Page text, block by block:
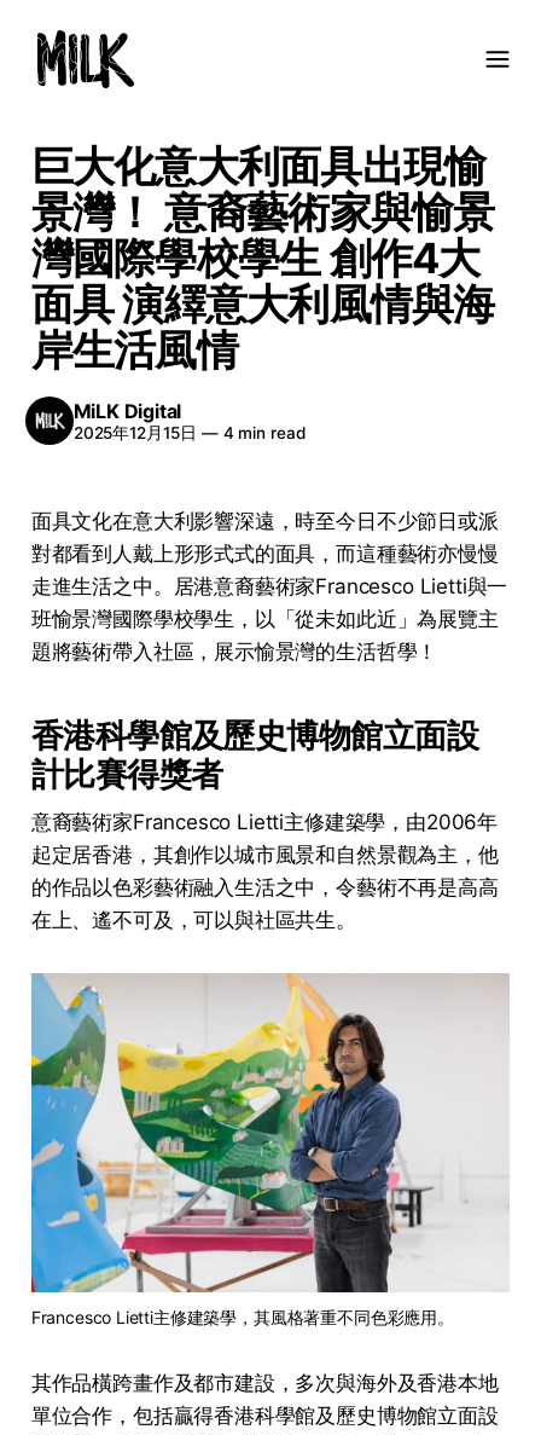
巨大化意大利面具出現愉
景灣！ 意裔藝術家與愉景
灣國際學校學生 創作4大
面具 演繹意大利風情與海
岸生活風情
MiLK Digital
2025年12月15日 —4 min read
面具文化在意大利影響深遠，時至今日不少節日或派
對都看到人戴上形形式式的面具，而這種藝術亦慢慢
走進生活之中。居港意裔藝術家Francesco Lietti與一
班愉景灣國際學校學生，以「從未如此近」為展覽主
題將藝術帶入社區，展示愉景灣的生活哲學！
香港科學館及歷史博物館立面設
計比賽得獎者
意裔藝術家Francesco Lietti主修建築學，由2006年
起定居香港，其創作以城市風景和自然景觀為主，他
的作品以色彩藝術融入生活之中，令藝術不再是高高
在上、遙不可及，可以與社區共生。
Francesco Lietti主修建築學，其風格著重不同色彩應用。
其作品橫跨畫作及都市建設，多次與海外及香港本地
單位合作，包括贏得香港科學館及歷史博物館立面設